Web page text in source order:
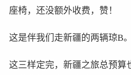
座椅，还没额外收费，赞！
这是伴我们走新疆的两辆琼B。
这三样定完，新疆之旅总预算